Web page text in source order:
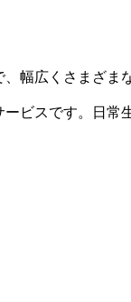
幅広くさまざま
ビスです。日常